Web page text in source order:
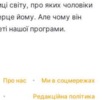
світу, про яких чоловіки
йому. Але чому він
нашої програми.
Про нас Ми в соцмережах
Редакційна політика